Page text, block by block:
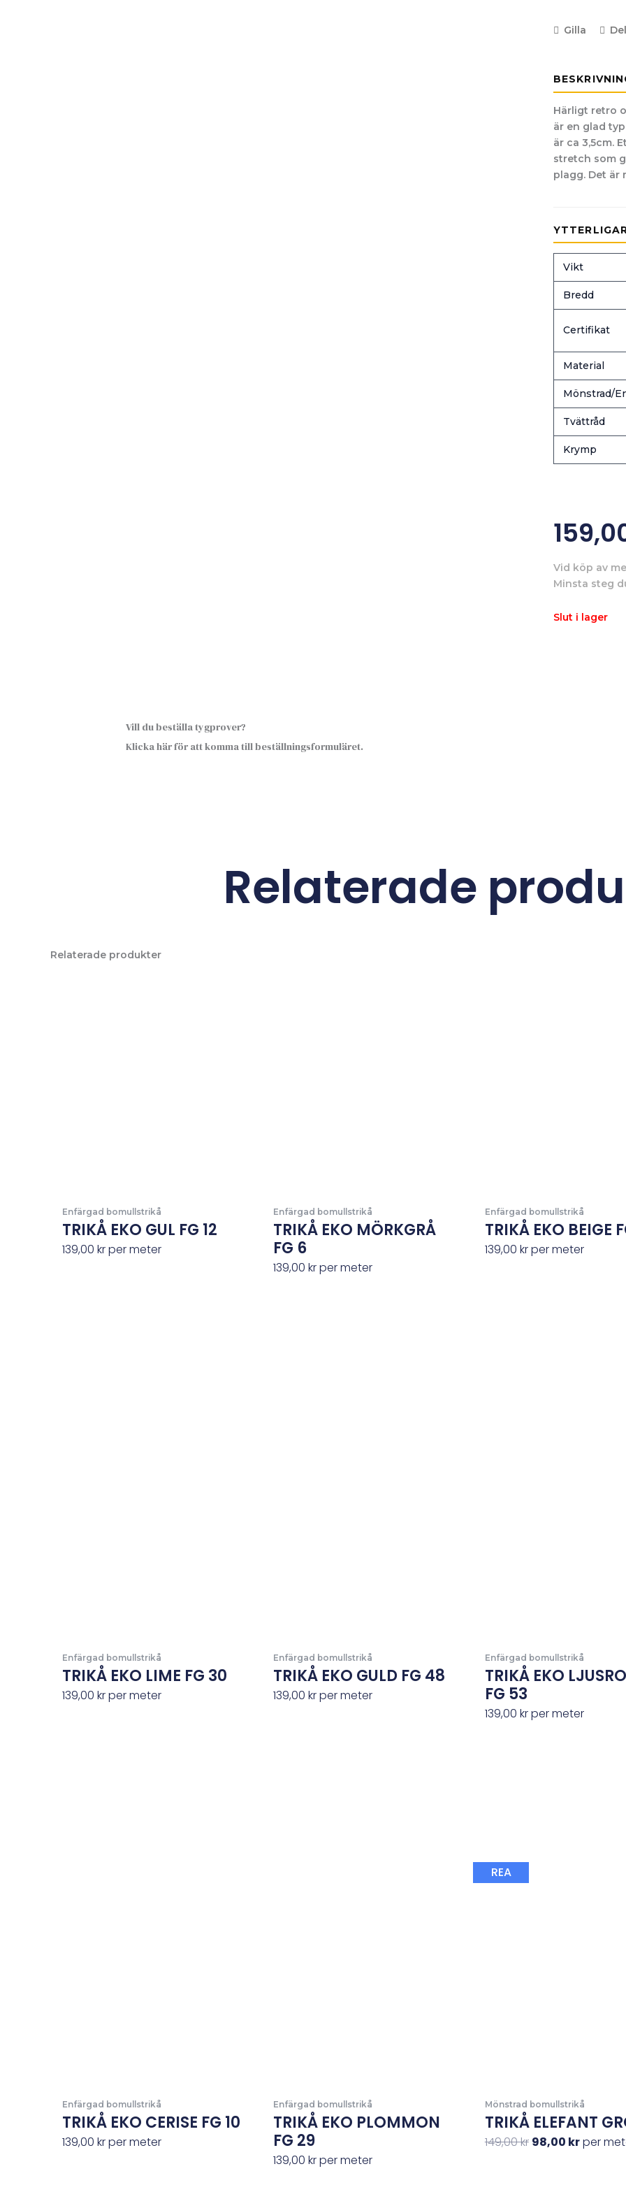
Gilla
Härligt retro
är en glad
är ca 3,5cm.
stretch som
plagg. Det är
Vikt
Bredd
Certifikat
Material
Mönstrad/
Tvättråd
Krymp
Vid köp av
Minsta steg
Slut i lager
Vill du beställa tygprover?
Klicka här för att komma till beställningsformuläret.
Relaterade
Relaterade produkter
Enfärgad bomullstrikå
TRIKÅ EKO GUL FG 12
139,00 krper meter
Enfärgad bomullstrikå
TRIKÅ EKO MÖRKGRÅ
FG 6
139,00krper meter
Enfärgad bomullstrikå
TRIKÅ EKO BEIGE
139,00 krper meter
Enfärgad bomullstrikå
TRIKÅ EKO LIME FG 30
139,00 krper meter
Enfärgad bomullstrikå
TRIKÅ EKO GULD FG 48
139,00krper meter
Enfärgad bomullstrikå
TRIKÅ EKO
FG 53
139,00 krper meter
Enfärgad bomullstrikå
TRIKÅ EKO CERISE FG 10
139,00 krper meter
Enfärgad bomullstrikå
TRIKÅ EKO PLOMMON
FG 29
139,00krper meter
REA
Mönstrad bomullstrikå
TRIKÅ ELEFANT
149,00kr 98,00 krper